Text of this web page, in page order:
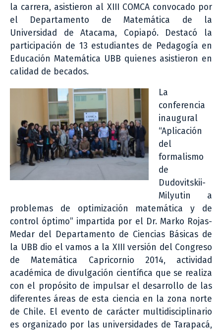
la carrera, asistieron al XIII COMCA convocado por
el Departamento de Matemática de la
Universidad de Atacama, Copiapó. Destacó la
participación de 13 estudiantes de Pedagogía en
Educación Matemática UBB quienes asistieron en
calidad de becados.
La
conferencia
inaugural
“Aplicación
del
formalismo
de
Dudovitskii-
Milyutin a
problemas de optimización matemática y de
control óptimo” impartida por el Dr. Marko Rojas-
Medar del Departamento de Ciencias Básicas de
la UBB dio el vamos a la XIII versión del Congreso
de Matemática Capricornio 2014, actividad
académica de divulgación científica que se realiza
con el propósito de impulsar el desarrollo de las
diferentes áreas de esta ciencia en la zona norte
de Chile. El evento de carácter multidisciplinario
es organizado por las universidades de Tarapacá,